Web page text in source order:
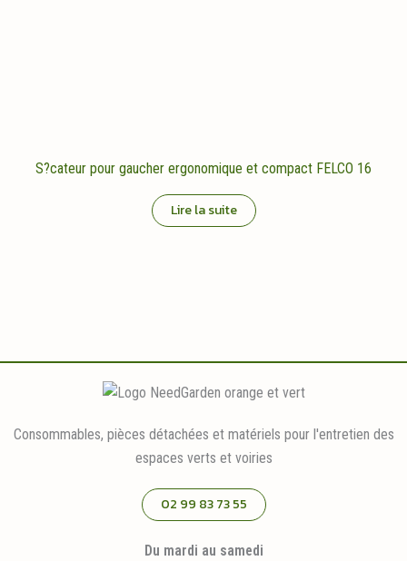
S?cateur pour gaucher ergonomique et compact FELCO 16
Lire la suite
Consommables, pièces détachées et matériels pour l'entretien des
espaces verts et voiries
02 99 83 73 55
Du mardi au samedi